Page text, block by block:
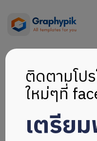
ติดตามโป
ใหม่ๆที่
เตรีย